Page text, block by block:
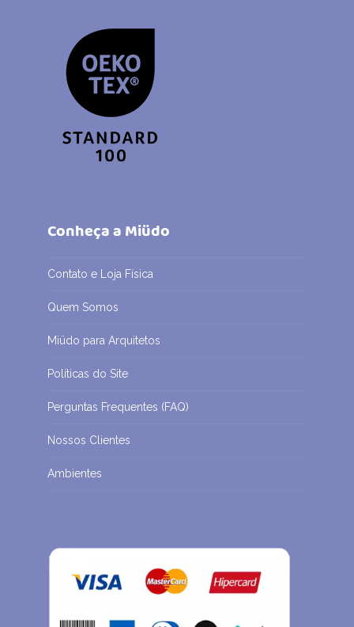
Conheça a Miüdo
Contato e Loja Física
Quem Somos
Miüdo para Arquitetos
Políticas do Site
Perguntas Frequentes (FAQ)
Nossos Clientes
Ambientes